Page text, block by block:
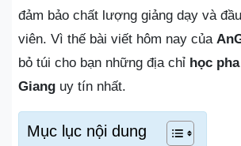
đảm bảo chất lượng giảng dạy và
viên. Vì thế bài viết hôm nay của
bỏ túi cho bạn những địa chỉ học
Giang uy tín nhất.
Mục lục nội dung